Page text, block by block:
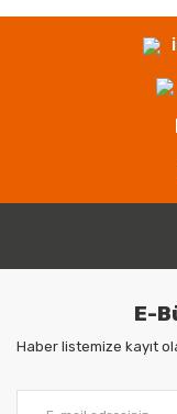
E-
Haber listemize kayıt